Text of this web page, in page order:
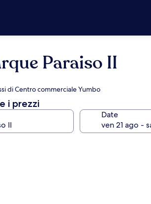
Paraiso II
di Centro commerciale Yumbo
i prezzi
Date